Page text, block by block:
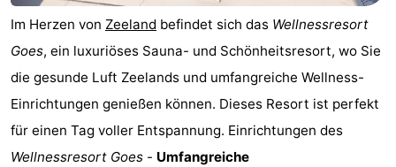
Toorop
Essen
und
trinken
Veranstaltungen
Ringstechen
Im Herzen von Zeeland befindet sich das Wellnessresort
Goes, ein luxuriöses Sauna- und Schönheitsresort, wo Sie
die gesunde Luft Zeelands und umfangreiche Wellness-
Einrichtungen genießen können. Dieses Resort ist perfekt
für einen Tag voller Entspannung. Einrichtungen des
Wellnessresort Goes - Umfangreiche